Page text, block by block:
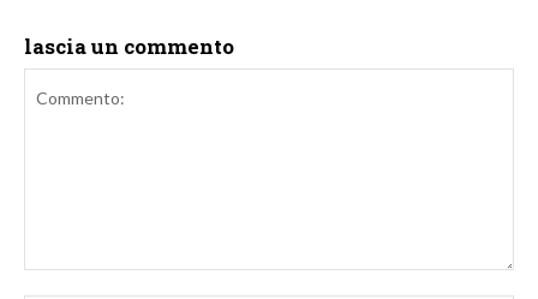
lascia un commento